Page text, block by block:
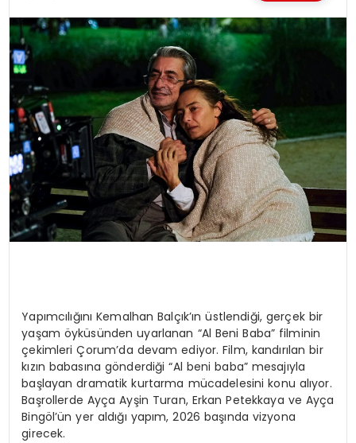
Yapımcılığını Kemalhan Balçık’ın üstlendiği, gerçek bir
yaşam öyküsünden uyarlanan “Al Beni Baba” filminin
çekimleri Çorum’da devam ediyor. Film, kandırılan bir
kızın babasına gönderdiği “Al beni baba” mesajıyla
başlayan dramatik kurtarma mücadelesini konu alıyor.
Başrollerde Ayça Ayşin Turan, Erkan Petekkaya ve Ayça
Bingöl’ün yer aldığı yapım, 2026 başında vizyona
girecek.